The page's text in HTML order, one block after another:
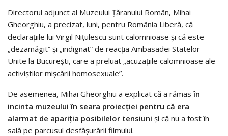
Directorul adjunct al Muzeului Ţăranului Român, Mihai
Gheorghiu, a precizat, luni, pentru România Liberă, că
declaraţiile lui Virgil Niţulescu sunt calomnioase şi că este
„dezamăgit” şi „indignat” de reacţia Ambasadei Statelor
Unite la Bucureşti, care a preluat „acuzaţiile calomnioase ale
activiştilor mişcării homosexuale”.
De asemenea, Mihai Gheorghiu a explicat că a rămas în
incinta muzeului în seara proiecţiei pentru că era
alarmat de apariţia posibilelor tensiuni şi că nu a fost în
sală pe parcusul desfăşurării filmului.